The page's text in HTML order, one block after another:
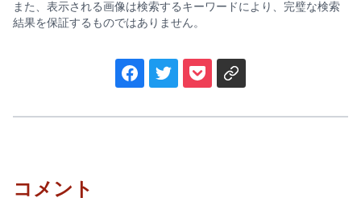
また、表示される画像は検索するキーワードにより、完璧な検索
結果を保証するものではありません。
コメント